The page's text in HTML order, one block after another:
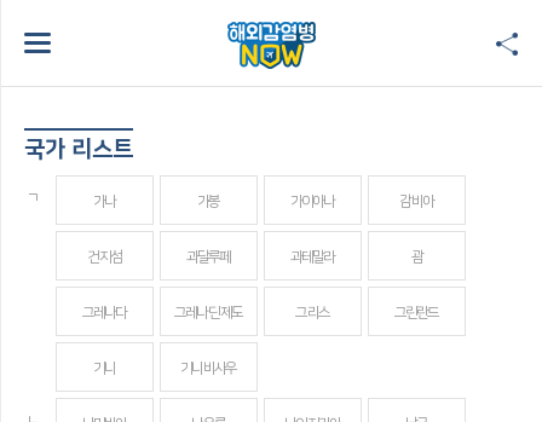
국가 리스트
ㄱ 가나 가봉 가이아나 감비아
건지섬 과달루페 과테말라 괌
그레나다 그레나딘 제도 그리스 그린란드
기니 기니비사우